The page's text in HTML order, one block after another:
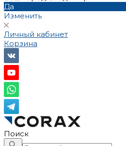
Да
Изменить
Личный кабинет
Корзина
Поиск